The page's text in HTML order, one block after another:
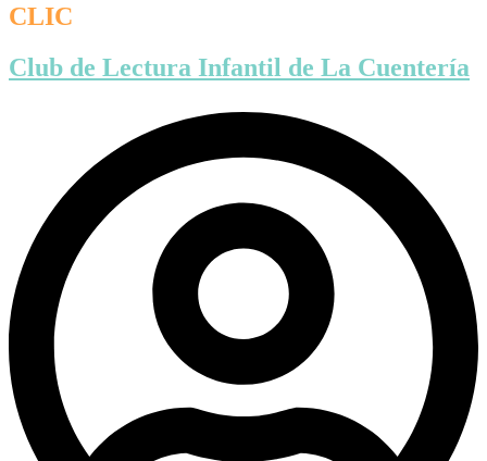
CLIC
Club de Lectura Infantil de La Cuentería